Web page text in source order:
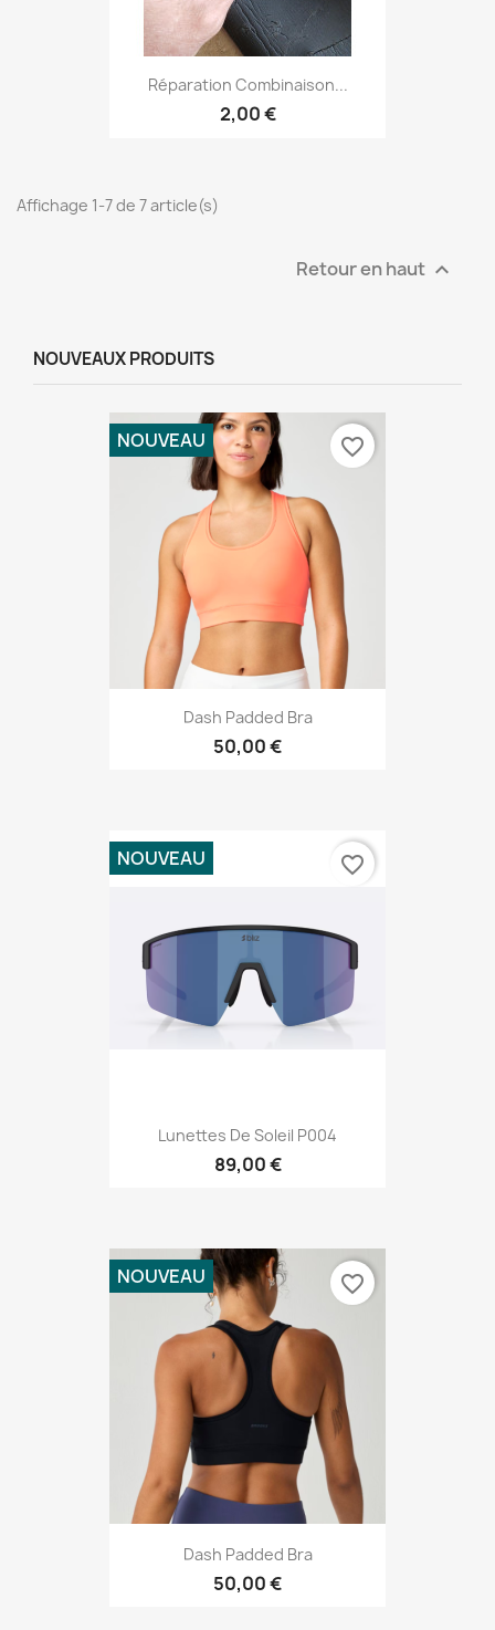
Réparation Combinaison...
2,00 €
Affichage 1-7 de 7 article(s)
Retour en haut 
NOUVEAUX PRODUITS
Dash Padded Bra
50,00 €
NOUVEAU favorite_border
Lunettes De Soleil P004
89,00 €
NOUVEAU favorite_border
Dash Padded Bra
50,00 €
NOUVEAU favorite_border